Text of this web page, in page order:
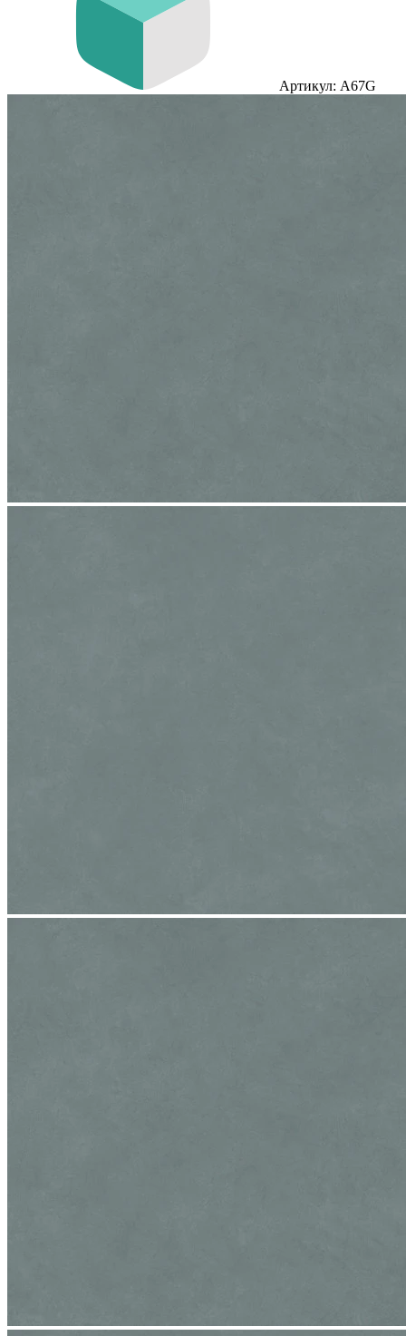
Артикул: A67G